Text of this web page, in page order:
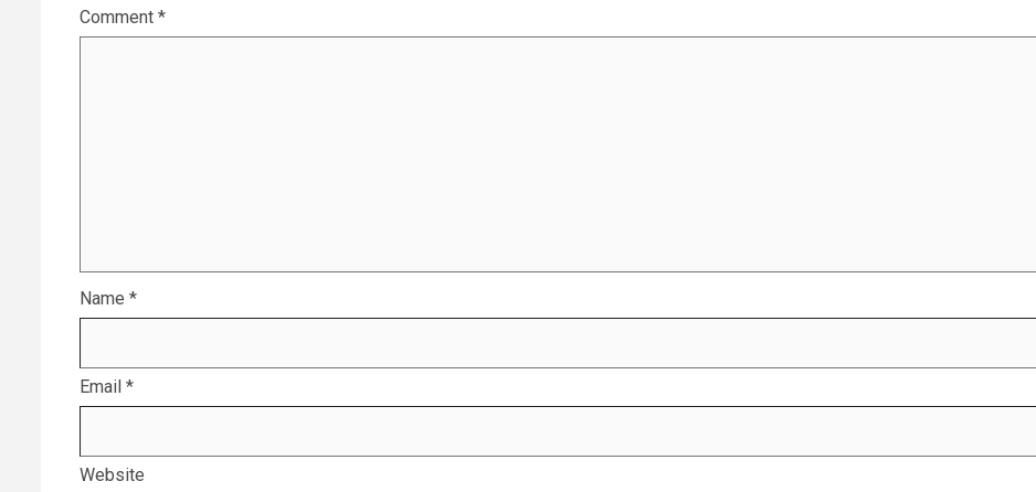
Comment *
Name *
Email *
Website